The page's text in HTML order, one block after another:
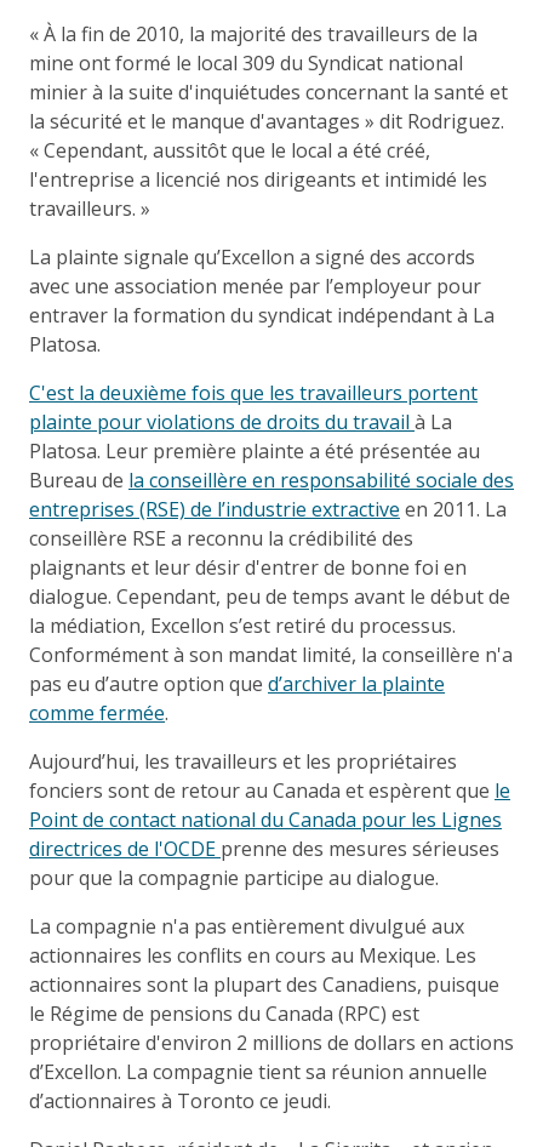
« À la fin de 2010, la majorité des travailleurs de la
mine ont formé le local 309 du Syndicat national
minier à la suite d'inquiétudes concernant la santé et
la sécurité et le manque d'avantages » dit Rodriguez.
« Cependant, aussitôt que le local a été créé,
l'entreprise a licencié nos dirigeants et intimidé les
travailleurs. »
La plainte signale qu’Excellon a signé des accords
avec une association menée par l’employeur pour
entraver la formation du syndicat indépendant à La
Platosa.
C'est la deuxième fois que les travailleurs portent
plainte pour violations de droits du travail à La
Platosa. Leur première plainte a été présentée au
Bureau de la conseillère en responsabilité sociale des
entreprises (RSE) de l’industrie extractive en 2011. La
conseillère RSE a reconnu la crédibilité des
plaignants et leur désir d'entrer de bonne foi en
dialogue. Cependant, peu de temps avant le début de
la médiation, Excellon s’est retiré du processus.
Conformément à son mandat limité, la conseillère n'a
pas eu d’autre option que d’archiver la plainte
comme fermée.
Aujourd’hui, les travailleurs et les propriétaires
fonciers sont de retour au Canada et espèrent que le
Point de contact national du Canada pour les Lignes
directrices de l'OCDE prenne des mesures sérieuses
pour que la compagnie participe au dialogue.
La compagnie n'a pas entièrement divulgué aux
actionnaires les conflits en cours au Mexique. Les
actionnaires sont la plupart des Canadiens, puisque
le Régime de pensions du Canada (RPC) est
propriétaire d'environ 2 millions de dollars en actions
d’Excellon. La compagnie tient sa réunion annuelle
d’actionnaires à Toronto ce jeudi.